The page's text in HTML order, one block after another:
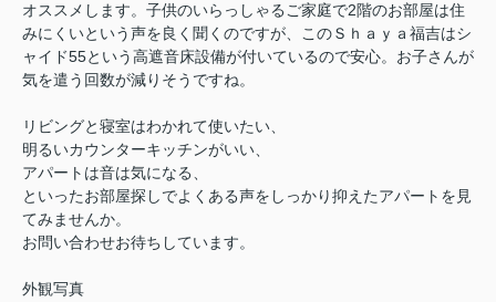
オススメします。子供のいらっしゃるご家庭で2階のお部屋は住
みにくいという声を良く聞くのですが、このＳｈａｙａ福吉はシ
ャイド55という高遮音床設備が付いているので安心。お子さんが
気を遣う回数が減りそうですね。
リビングと寝室はわかれて使いたい、
明るいカウンターキッチンがいい、
アパートは音は気になる、
といったお部屋探しでよくある声をしっかり抑えたアパートを見
てみませんか。
お問い合わせお待ちしています。
外観写真